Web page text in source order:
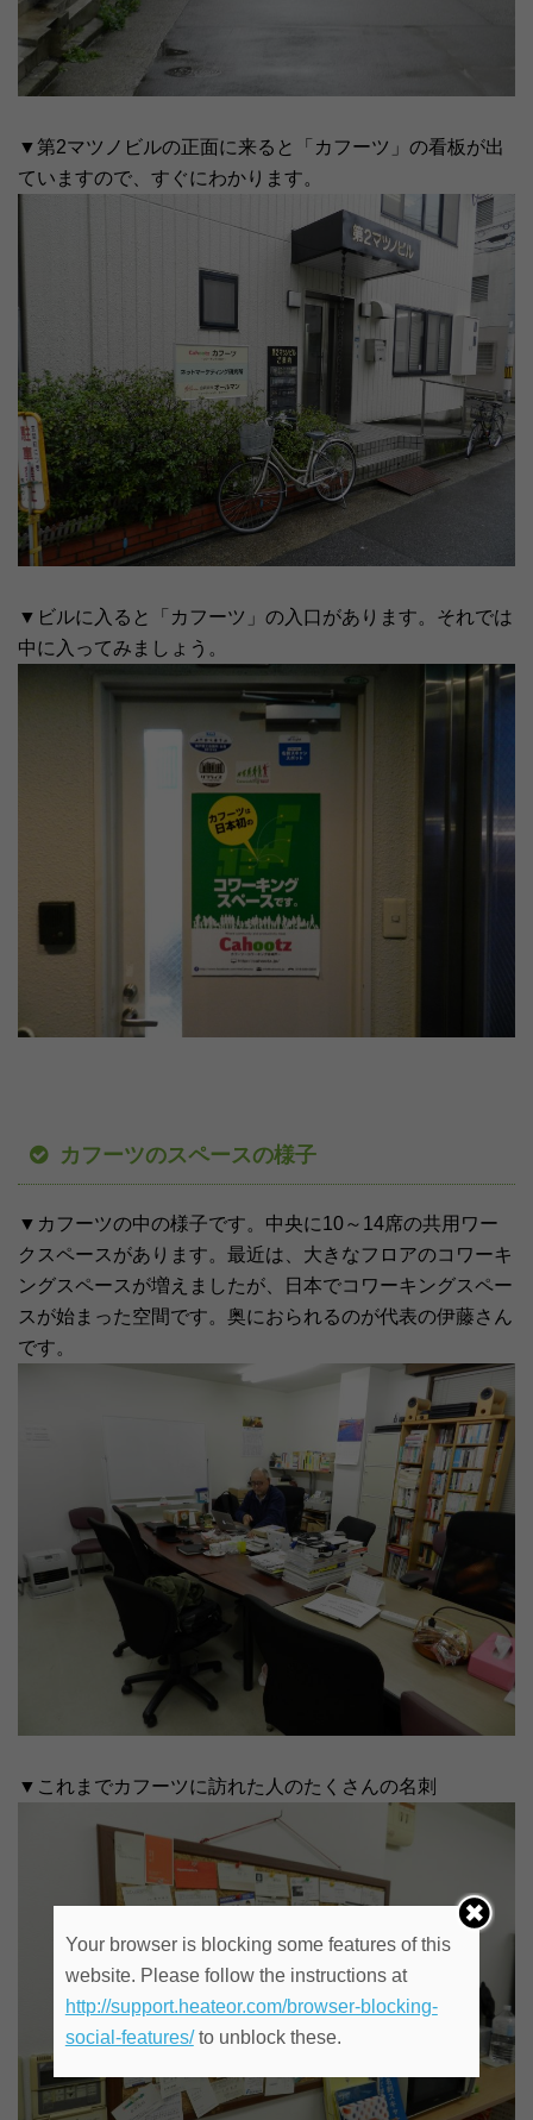
▼第2マツノビルの正面に来ると「カフーツ」の看板が出
ていますので、すぐにわかります。
▼ビルに入ると「カフーツ」の入口があります。それでは
中に入ってみましょう。
カフーツのスペースの様子
▼カフーツの中の様子です。中央に10～14席の共用ワー
クスペースがあります。最近は、大きなフロアのコワーキ
ングスペースが増えましたが、日本でコワーキングスペー
スが始まった空間です。奥におられるのが代表の伊藤さん
です。
▼これまでカフーツに訪れた人のたくさんの名刺
Your browser is blocking some features of this
website. Please follow the instructions at
http://support.heateor.com/browser-blocking-
social-features/to unblock these.